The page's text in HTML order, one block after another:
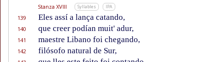
Stanza XVIII Syllables IPA
139 Eles assí a lança catando,
140 que creer podían muit' adur,
141 maestre Libano foi chegando,
142 filósofo natural de Sur,